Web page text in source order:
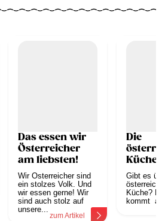
Das essen wir
Österreicher
am liebsten!
Wir Österreicher sind
ein stolzes Volk. Und
wir essen gerne! Wir
sind auch stolz auf
unsere...
zum Artikel
Die
Küche
Gibt es
Küche?
kommt